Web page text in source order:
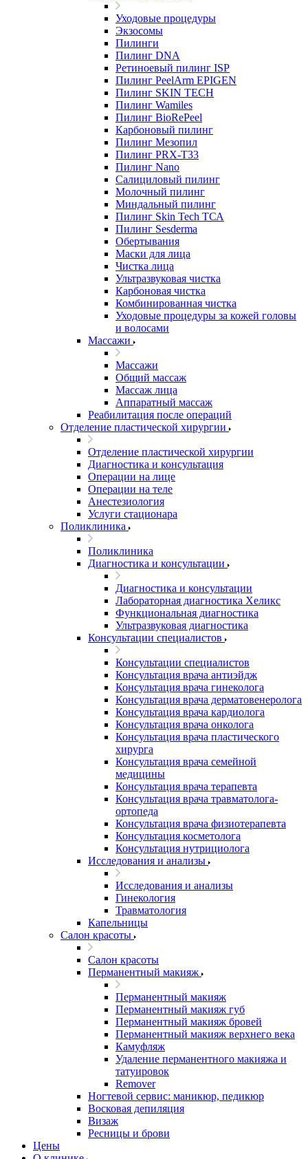
Уходовые процедуры
Экзосомы
Пилинги
Пилинг DNA
Ретиноевый пилинг ISP
Пилинг PeelArm EPIGEN
Пилинг SKIN TECH
Пилинг Wamiles
Пилинг BioRePeel
Карбоновый пилинг
Пилинг Мезопил
Пилинг PRX-T33
Пилинг Nano
Салициловый пилинг
Молочный пилинг
Миндальный пилинг
Пилинг Skin Tech ТСА
Пилинг Sesderma
Обертывания
Маски для лица
Чистка лица
Ультразвуковая чистка
Карбоновая чистка
Комбинированная чистка
Уходовые процедуры за кожей головы
и волосами
Массажи
Массажи
Общий массаж
Массаж лица
Аппаратный массаж
Реабилитация после операций
Отделение пластической хирургии
Отделение пластической хирургии
Диагностика и консультация
Операции на лице
Операции на теле
Анестезиология
Услуги стационара
Поликлиника
Поликлиника
Диагностика и консультации
Диагностика и консультации
Лабораторная диагностика Хеликс
Функциональная диагностика
Ультразвуковая диагностика
Консультации специалистов
Консультации специалистов
Консультация врача антиэйдж
Консультация врача гинеколога
Консультация врача дерматовенеролога
Консультация врача кардиолога
Консультация врача онколога
Консультация врача пластического
хирурга
Консультация врача семейной
медицины
Консультация врача терапевта
Консультация врача травматолога-
ортопеда
Консультация врача физиотерапевта
Консультация косметолога
Консультация нутрициолога
Исследования и анализы
Исследования и анализы
Гинекология
Травматология
Капельницы
Салон красоты
Салон красоты
Перманентный макияж
Перманентный макияж
Перманентный макияж губ
Перманентный макияж бровей
Перманентный макияж верхнего века
Камуфляж
Удаление перманентного макияжа и
татуировок
Remover
Ногтевой сервис: маникюр, педикюр
Восковая депиляция
Визаж
Ресницы и брови
Цены